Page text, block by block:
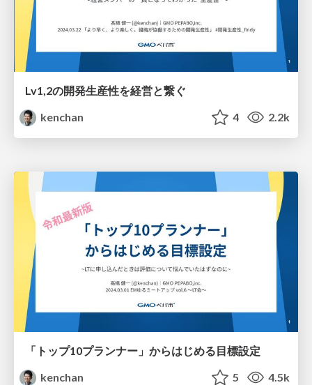
Lv1,2の開発生産性を経営と繋ぐ
kenchan
4 2.2k
「トップ10プランナー」からはじめる目標設定
kenchan
5 4.5k